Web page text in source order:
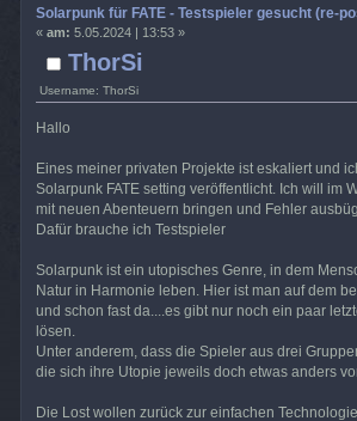
ThorSi
Username: ThorSi
Solarpunk für FATE - Testspieler gesucht (re-
« am: 5.05.2024 | 13:53 »
Hallo
Eines meiner privaten Projekte ist eskaliert und
Solarpunk FATE setting veröffentlicht. Ich will im
mit neuen Abenteuern bringen und Fehler
Dafür brauche ich Testspieler
Solarpunk ist ein utopisches Genre, in dem
Natur in Harmonie leben. Hier ist man auf dem
und schon fast da....es gibt nur noch ein paar
lösen.
Unter anderem, dass die Spieler aus drei
die sich ihre Utopie jeweils doch etwas anders
Die Lost wollen zurück zur einfachen